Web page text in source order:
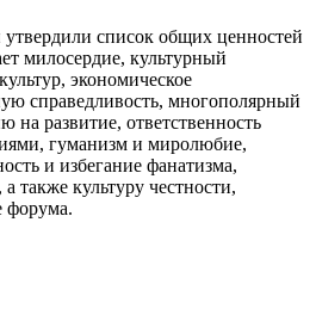
список общих ценностей
милосердие, культурный
экономическое
справедливость, многополярный
на развитие, ответственность
гуманизм и миролюбие,
и избегание фанатизма,
также культуру честности,
форума.